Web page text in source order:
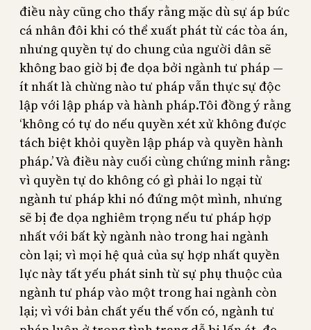
điều này cũng cho thấy rằng mặc dù sự áp bức
cá nhân đôi khi có thể xuất phát từ các tòa án,
nhưng quyền tự do chung của người dân sẽ
không bao giờ bị đe dọa bởi ngành tư pháp —
ít nhất là chừng nào tư pháp vẫn thực sự độc
lập với lập pháp và hành pháp.Tôi đồng ý rằng
‘không có tự do nếu quyền xét xử không được
tách biệt khỏi quyền lập pháp và quyền hành
pháp.’ Và điều này cuối cùng chứng minh rằng:
vì quyền tự do không có gì phải lo ngại từ
ngành tư pháp khi nó đứng một mình, nhưng
sẽ bị đe dọa nghiêm trọng nếu tư pháp hợp
nhất với bất kỳ ngành nào trong hai ngành
còn lại; vì mọi hệ quả của sự hợp nhất quyền
lực này tất yếu phát sinh từ sự phụ thuộc của
ngành tư pháp vào một trong hai ngành còn
lại; vì với bản chất yếu thế vốn có, ngành tư